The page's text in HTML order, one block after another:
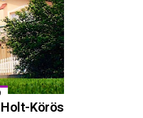
Körös